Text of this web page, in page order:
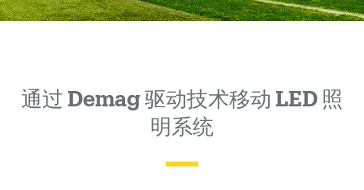
通过 Demag 驱动技术移动 LED 照
明系统